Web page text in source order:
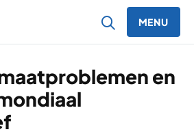
MENU
en